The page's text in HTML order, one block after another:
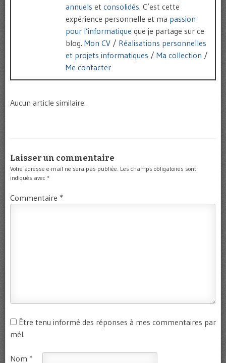
annuels et consolidés. C’est cette
expérience personnelle et ma passion
pour l’informatique que je partage sur ce
blog. Mon CV / Réalisations personnelles
et projets informatiques / Ma collection /
Me contacter
Aucun article similaire.
Laisser un commentaire
Votre adresse e-mail ne sera pas publiée. Les champs obligatoires sont
indiqués avec *
Commentaire *
Être tenu informé des réponses à mes commentaires par
mél.
Nom *